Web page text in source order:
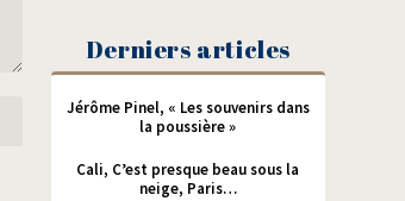
Derniers articles
Jérôme Pinel, « Les souvenirs dans
la poussière »
Cali, C’est presque beau sous la
neige, Paris…